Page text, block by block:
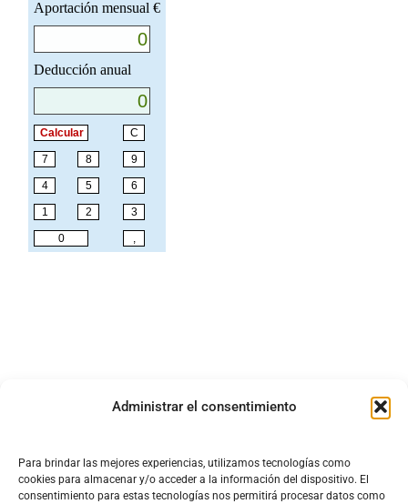
Administrar el consentimiento
Para brindar las mejores experiencias, utilizamos tecnologías como
cookies para almacenar y/o acceder a la información del dispositivo. El
consentimiento para estas tecnologías nos permitirá procesar datos como